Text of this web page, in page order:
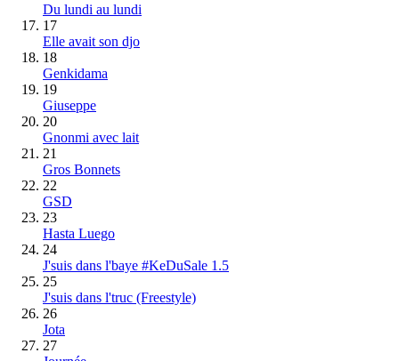
Du lundi au lundi
17
Elle avait son djo
18
Genkidama
19
Giuseppe
20
Gnonmi avec lait
21
Gros Bonnets
22
GSD
23
Hasta Luego
24
J'suis dans l'baye #KeDuSale 1.5
25
J'suis dans l'truc (Freestyle)
26
Jota
27